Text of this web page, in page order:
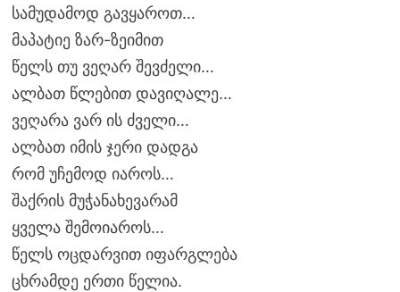
სამუდამოდ გავყაროთ…
მაპატიე ზარ-ზეიმით
წელს თუ ვეღარ შევძელი…
ალბათ წლებით დავიღალე…
ვეღარა ვარ ის ძველი…
ალბათ იმის ჯერი დადგა
რომ უჩემოდ იაროს…
შაქრის მუჭანახევარამ
ყველა შემოიაროს…
წელს ოცდარვით იფარგლება
ცხრამდე ერთი წელია.